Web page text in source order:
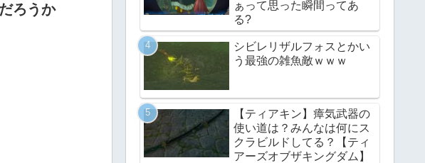
ろうか
ぁって思った瞬間ってあ
る?
シビレリザルフォスとかい
う最強の雑魚敵ｗｗｗ
【ティアキン】瘴気武器の
使い道は？みんなは何にス
クラビルドしてる？【ティ
アーズオブザキングダム】